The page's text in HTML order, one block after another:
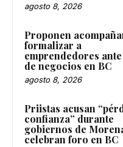
agosto 8, 2026
Proponen
formalizar a
emprendedores
de negocios en BC
agosto 8, 2026
Priistas acusan
confianza” durante
gobiernos de
celebran foro en BC